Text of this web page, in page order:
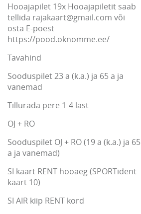
Hooajapilet 19x Hooajapiletit saab
tellida rajakaart@gmail.com või
osta E-poest
https://pood.oknomme.ee/
Tavahind
Sooduspilet 23 a (k.a.) ja 65 a ja
vanemad
Tillurada pere 1-4 last
OJ + RO
Sooduspilet OJ + RO (19 a (k.a.) ja 65
a ja vanemad)
SI kaart RENT hooaeg (SPORTident
kaart 10)
SI AIR kiip RENT kord